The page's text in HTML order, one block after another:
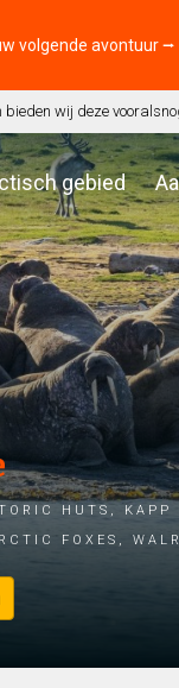
volgende avontuur ⭢
wij deze
gebied
huts, Kapp
foxes,